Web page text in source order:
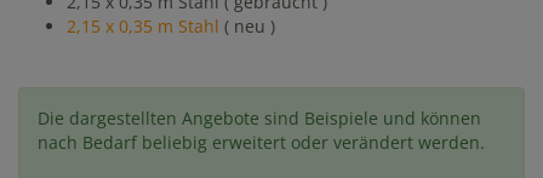
2,15 x 0,35 m Stahl ( neu )
Die dargestellten Angebote sind Beispiele und können
nach Bedarf beliebig erweitert oder verändert werden.